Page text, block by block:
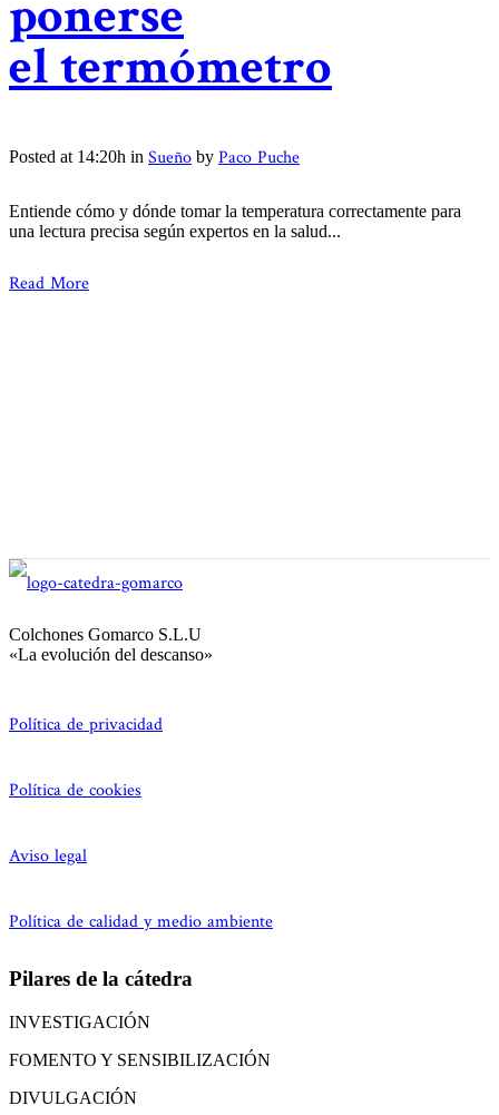
ponerse
el termómetro
Posted at 14:20h in Sueño by Paco Puche
Entiende cómo y dónde tomar la temperatura correctamente para
una lectura precisa según expertos en la salud...
Read More
Colchones Gomarco S.L.U
«La evolución del descanso»
Política de privacidad
Política de cookies
Aviso legal
Política de calidad y medio ambiente
Pilares de la cátedra
INVESTIGACIÓN
FOMENTO Y SENSIBILIZACIÓN
DIVULGACIÓN